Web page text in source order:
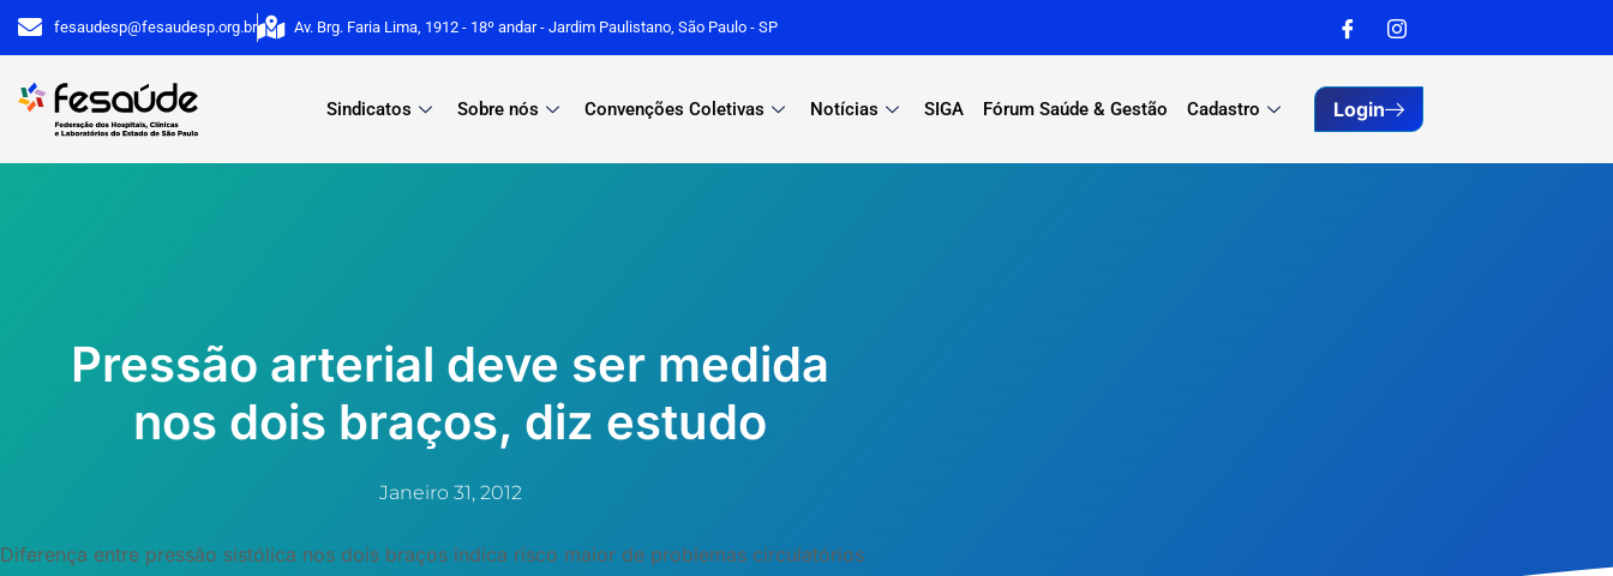
para
conteúdo
fesaudesp@fesaudesp.org.br Av. Brg. Faria Lima, 1912 - 18º andar - Jardim Paulistano, São Paulo - SP
Sindicatos Sobre nós Convenções Coletivas Notícias SIGA Fórum Saúde & Gestão Cadastro Login
Pressão arterial deve ser medida
nos dois braços, diz estudo
Janeiro 31, 2012
Diferença entre pressão sistólica nos dois braços indica risco maior de problemas circulatórios